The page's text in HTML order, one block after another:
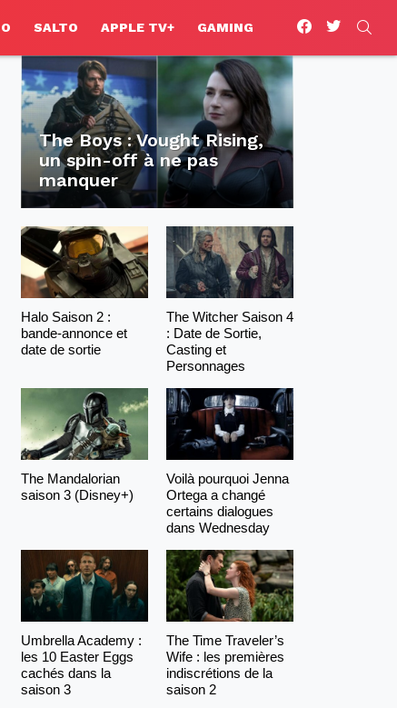
SALTO APPLE TV+ GAMING
facebooktwitter
The Boys : Vought Rising,
un spin-off à ne pas
manquer
Halo Saison 2 :
bande-annonce et
date de sortie
The Witcher Saison 4
: Date de Sortie,
Casting et
Personnages
The Mandalorian
saison 3 (Disney+)
Voilà pourquoi Jenna
Ortega a changé
certains dialogues
dans Wednesday
Umbrella Academy :
les 10 Easter Eggs
cachés dans la
saison 3
The Time Traveler’s
Wife : les premières
indiscrétions de la
saison 2